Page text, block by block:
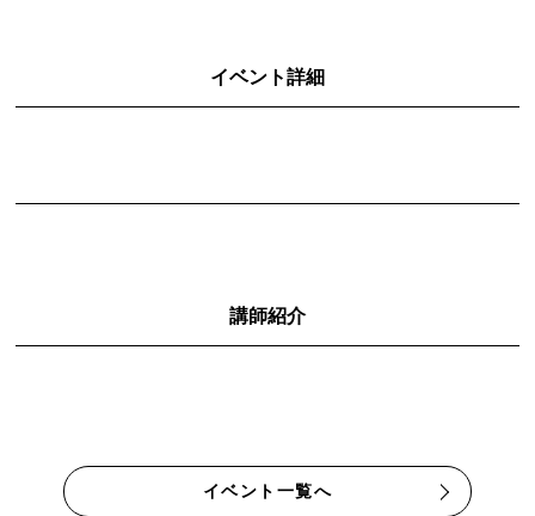
イベント詳細
講師紹介
イベント一覧へ